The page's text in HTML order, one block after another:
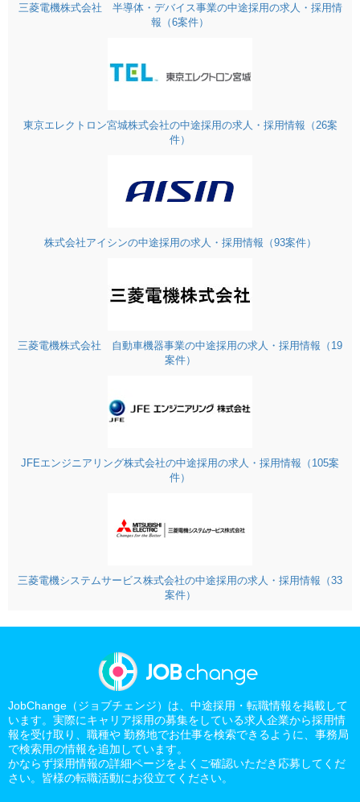
三菱電機株式会社 半導体・デバイス事業の中途採用の求人・採用情
報（6案件）
東京エレクトロン宮城株式会社の中途採用の求人・採用情報（26案
件）
株式会社アイシンの中途採用の求人・採用情報（93案件）
三菱電機株式会社 自動車機器事業の中途採用の求人・採用情報（19
案件）
JFEエンジニアリング株式会社の中途採用の求人・採用情報（105案
件）
三菱電機システムサービス株式会社の中途採用の求人・採用情報（33
案件）
JobChange（ジョブチェンジ）は、中途採用・転職情報を掲載して
います。実際にキャリア採用の募集をしている求人企業から採用情
報を受け取り、職種や 勤務地でお仕事を検索できるように、事務局
で検索用の情報を追加しています。
かならず採用情報の詳細ページをよくご確認いただき応募してくだ
さい。皆様の転職活動にお役立てください。